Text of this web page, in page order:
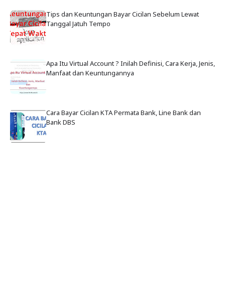
Tips dan Keuntungan Bayar Cicilan Sebelum Lewat
Tanggal Jatuh Tempo
Apa Itu Virtual Account ? Inilah Definisi, Cara Kerja, Jenis,
Manfaat dan Keuntungannya
Cara Bayar Cicilan KTA Permata Bank, Line Bank dan
Bank DBS